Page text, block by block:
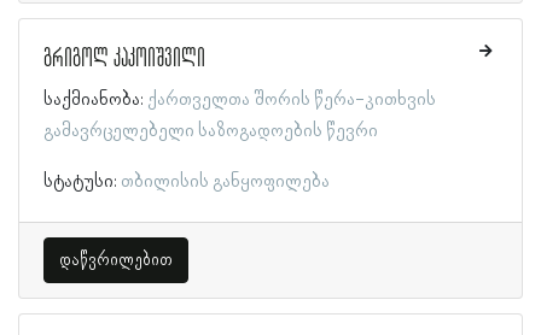
გრიგოლ კაკოიშვილი
საქმიანობა: ქართველთა შორის წერა-კითხვის
გამავრცელებელი საზოგადოების წევრი
სტატუსი: თბილისის განყოფილება
დაწვრილებით